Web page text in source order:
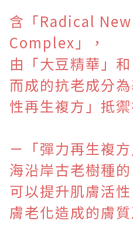
含「Radical
Complex」，
由「大豆精華」
而成的抗老成分
性再生複方」抵
－ 「彈力再生複
海沿岸古老樹種的
可以提升肌膚活
膚老化造成的膚